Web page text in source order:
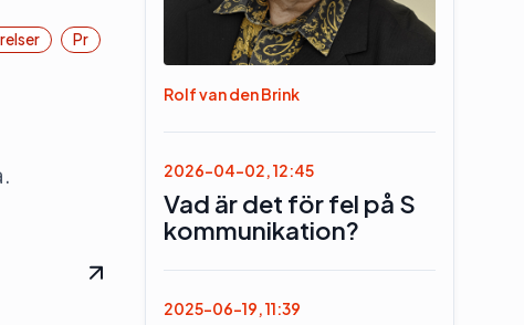
Pr
Rolf van den Brink
2026-04-02, 12:45
Vad är det för fel på S
kommunikation?
2025-06-19, 11:39